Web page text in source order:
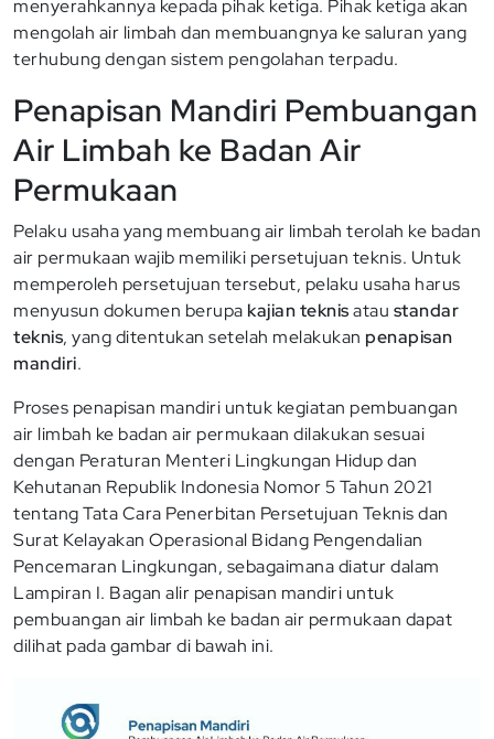
menyerahkannya kepada pihak ketiga. Pihak ketiga akan
mengolah air limbah dan membuangnya ke saluran yang
terhubung dengan sistem pengolahan terpadu.
Penapisan Mandiri Pembuangan
Air Limbah ke Badan Air
Permukaan
Pelaku usaha yang membuang air limbah terolah ke badan
air permukaan wajib memiliki persetujuan teknis. Untuk
memperoleh persetujuan tersebut, pelaku usaha harus
menyusun dokumen berupa kajian teknisatau standar
teknis, yang ditentukan setelah melakukan penapisan
mandiri.
Proses penapisan mandiri untuk kegiatan pembuangan
air limbah ke badan air permukaan dilakukan sesuai
dengan Peraturan Menteri Lingkungan Hidup dan
Kehutanan Republik Indonesia Nomor 5 Tahun 2021
tentang Tata Cara Penerbitan Persetujuan Teknis dan
Surat Kelayakan Operasional Bidang Pengendalian
Pencemaran Lingkungan, sebagaimana diatur dalam
Lampiran I. Bagan alir penapisan mandiri untuk
pembuangan air limbah ke badan air permukaan dapat
dilihat pada gambar di bawah ini.